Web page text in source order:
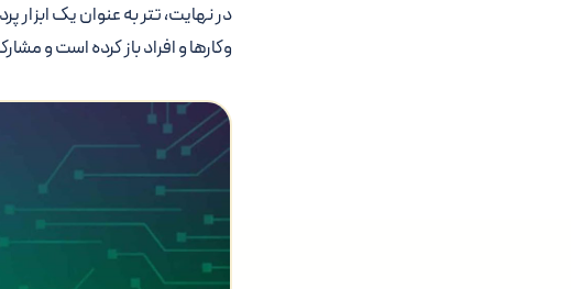
در نهایت، تتر به عنوان یک ابزار
وکارها و افراد باز کرده است و